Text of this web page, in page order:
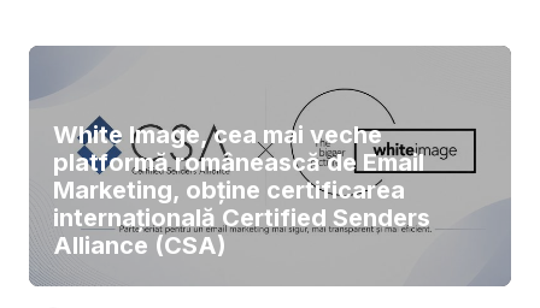
White Image, cea mai veche
platformă românească de Email
Marketing, obține certificarea
internațională Certified Senders
Alliance (CSA)